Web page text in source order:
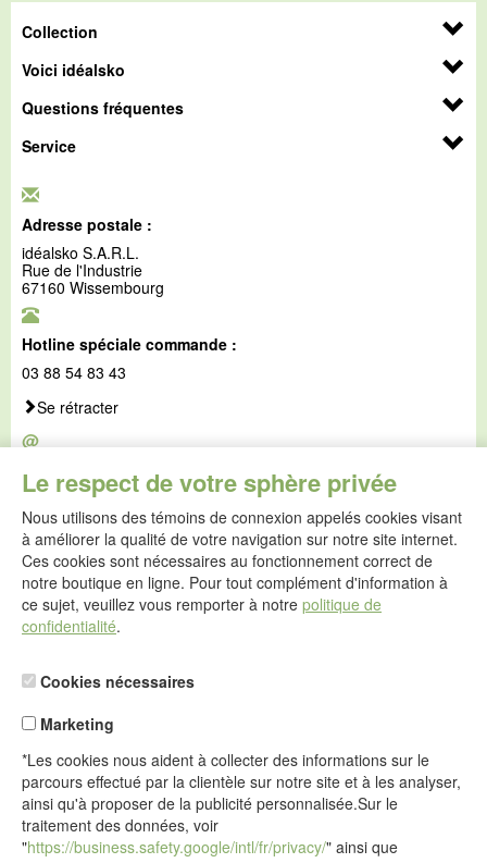
Le respect de votre sphère privée
Nous utilisons des témoins de connexion appelés cookies visant
à améliorer la qualité de votre navigation sur notre site internet.
Ces cookies sont nécessaires au fonctionnement correct de
notre boutique en ligne. Pour tout complément d'information à
ce sujet, veuillez vous remporter à notre politique de
confidentialité.
Cookies nécessaires
Marketing
*Les cookies nous aident à collecter des informations sur le
parcours effectué par la clientèle sur notre site et à les analyser,
ainsi qu'à proposer de la publicité personnalisée.Sur le
traitement des données, voir
"https://business.safety.google/intl/fr/privacy/" ainsi que
Collection
Voici idéalsko
Questions fréquentes
Service
Adresse postale :
idéalsko S.A.R.L.
Rue de l'Industrie
67160 Wissembourg
Hotline spéciale commande :
03 88 54 83 43
Se rétracter
@
service@idealsko.fr
@
Formulaire de contact
Aller au formulaire de contact